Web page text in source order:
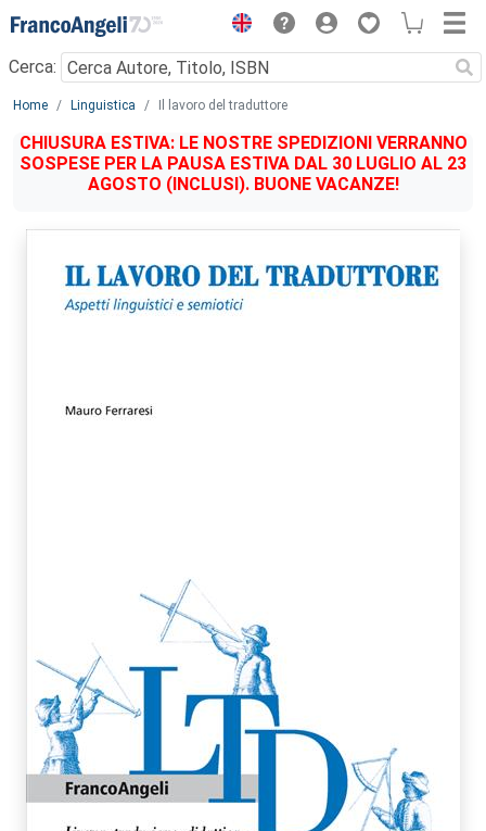
Menu
Cerca:
Main content
Home Linguistica Il lavoro del traduttore
CHIUSURA ESTIVA: LE NOSTRE SPEDIZIONI VERRANNO
SOSPESE PER LA PAUSA ESTIVA DAL 30 LUGLIO AL 23
AGOSTO (INCLUSI). BUONE VACANZE!